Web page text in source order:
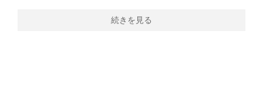
続きを見る